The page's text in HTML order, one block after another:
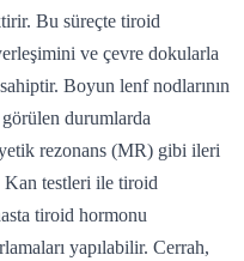
Bu süreçte tiroid
ve çevre dokularla
Boyun lenf nodlarının
durumlarda
rezonans (MR) gibi ileri
Kan testleri ile tiroid
tiroid hormonu
yapılabilir. Cerrah,